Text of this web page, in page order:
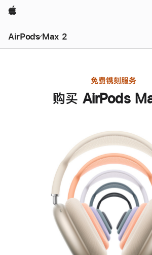
Apple
AirPods Max 2
免费镌刻服务
购买 AirPods